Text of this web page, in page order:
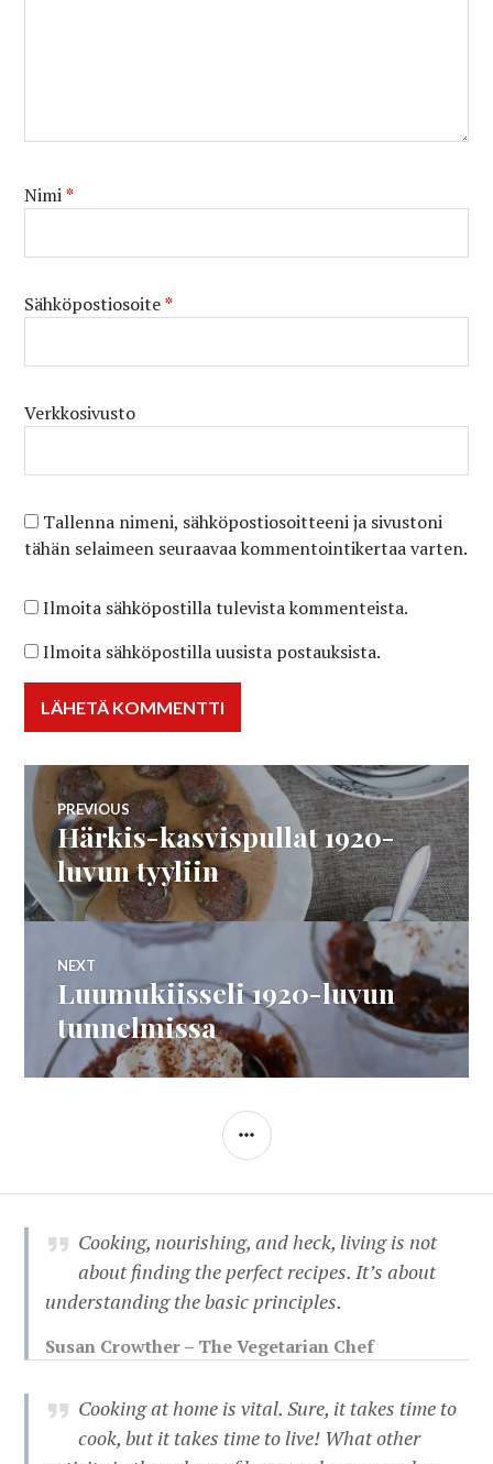
Nimi*
Sähköpostiosoite*
Verkkosivusto
Tallenna nimeni, sähköpostiosoitteeni ja sivustoni
tähän selaimeen seuraavaa kommentointikertaa varten.
Ilmoita sähköpostilla tulevista kommenteista.
Ilmoita sähköpostilla uusista postauksista.
Artikkelien
selaus
PREVIOUS
Previous
post:
Härkis-kasvispullat 1920-
luvun tyyliin
NEXT
Next
post:
Luumukiisseli 1920-luvun
tunnelmissa
SIDEBAR
Cooking, nourishing, and heck, living is not
about finding the perfect recipes. It’s about
understanding the basic principles.
Susan Crowther – The Vegetarian Chef
Cooking at home is vital. Sure, it takes time to
cook, but it takes time to live! What other